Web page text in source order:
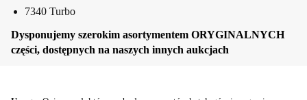
7340 Turbo
Dysponujemy szerokim asortymentem ORYGINALNYCH
części, dostępnych na naszych innych aukcjach